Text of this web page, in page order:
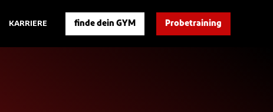
KARRIERE finde dein GYM Probetraining